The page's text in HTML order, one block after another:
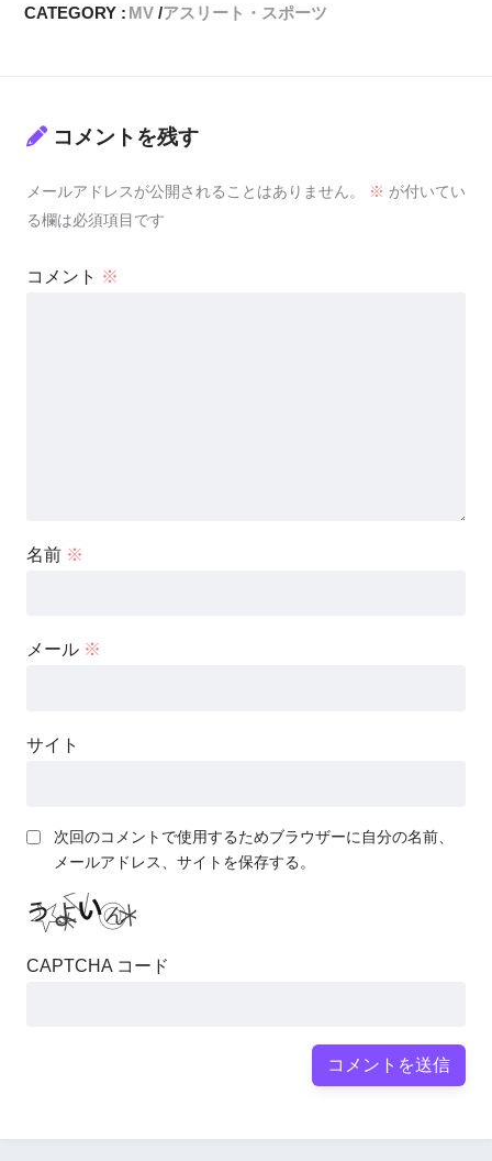
CATEGORY : MV アスリート・スポーツ
コメントを残す
メールアドレスが公開されることはありません。 ※ が付いてい
る欄は必須項目です
コメント ※
名前 ※
メール ※
サイト
次回のコメントで使用するためブラウザーに自分の名前、
メールアドレス、サイトを保存する。
CAPTCHA コード